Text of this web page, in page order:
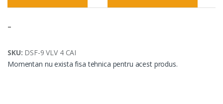
–
SKU: DSF-9 VLV 4 CAI
Momentan nu exista fisa tehnica pentru acest produs.